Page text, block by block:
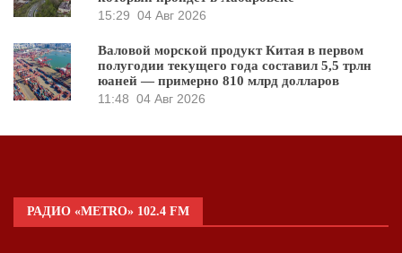
15:29 04 Авг 2026
Валовой морской продукт Китая в первом
полугодии текущего года составил 5,5 трлн
юаней — примерно 810 млрд долларов
11:48 04 Авг 2026
РАДИО «METRO» 102.4 FM